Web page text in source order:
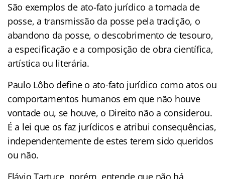
São exemplos de ato-fato jurídico a tomada de
posse, a transmissão da posse pela tradição, o
abandono da posse, o descobrimento de tesouro,
a especificação e a composição de obra científica,
artística ou literária.
Paulo Lôbo define o ato-fato jurídico como atos ou
comportamentos humanos em que não houve
vontade ou, se houve, o Direito não a considerou.
É a lei que os faz jurídicos e atribui consequências,
independentemente de estes terem sido queridos
ou não.
Flávio Tartuce, porém, entende que não há